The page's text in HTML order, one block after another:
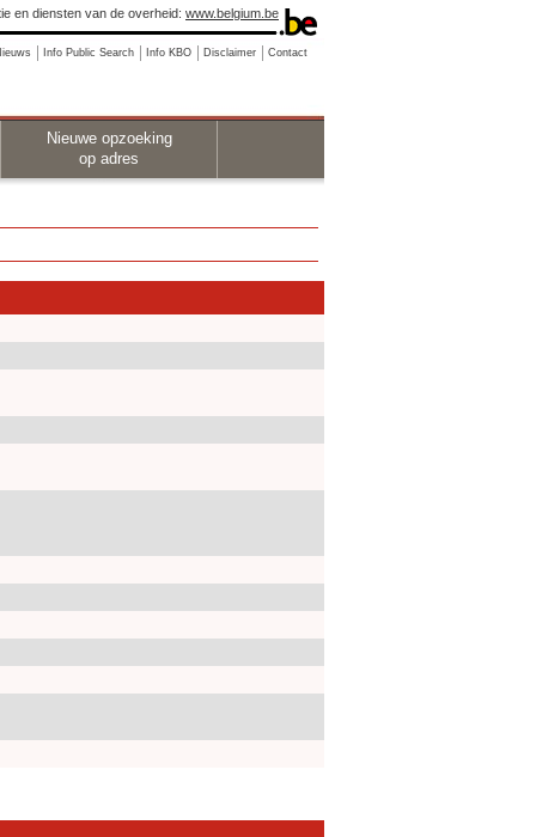
en diensten van de overheid: www.belgium.be
Info Public Search Info KBO Disclaimer Contact
Nieuwe opzoeking
op adres